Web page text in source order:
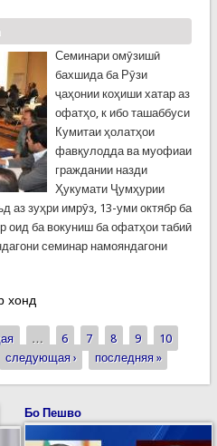
Семинари омӯзишӣ
бахшида ба Рӯзи
ҷаҳонии коҳиши хатар аз
офатҳо, к ибо ташаббуси
Кумитаи ҳолатҳои
фавқулодда ва муофиаи
граждании назди
Ҳукумати Ҷумҳурии
аз зуҳри имрӯз, 13-уми октябр ба
оид ба вокуниш ба офатҳои табиӣ
семинар намояндагони
дурӯзаи вокуниш ба
хонд
… 6 7 8 9
10
следующая › последняя »
Бо Пешво